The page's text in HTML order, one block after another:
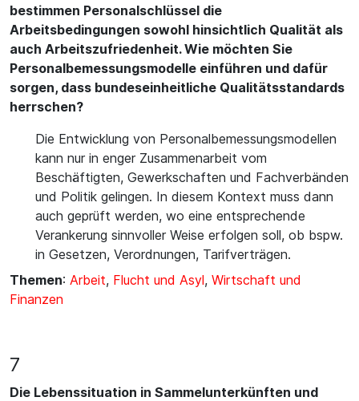
bestimmen Personalschlüssel die
Arbeitsbedingungen sowohl hinsichtlich Qualität als
auch Arbeitszufriedenheit. Wie möchten Sie
Personalbemessungsmodelle einführen und dafür
sorgen, dass bundeseinheitliche Qualitätsstandards
herrschen?
Die Entwicklung von Personalbemessungsmodellen
kann nur in enger Zusammenarbeit vom
Beschäftigten, Gewerkschaften und Fachverbänden
und Politik gelingen. In diesem Kontext muss dann
auch geprüft werden, wo eine entsprechende
Verankerung sinnvoller Weise erfolgen soll, ob bspw.
in Gesetzen, Verordnungen, Tarifverträgen.
Themen: Arbeit, Flucht und Asyl, Wirtschaft und
Finanzen
7
Die Lebenssituation in Sammelunterkünften und